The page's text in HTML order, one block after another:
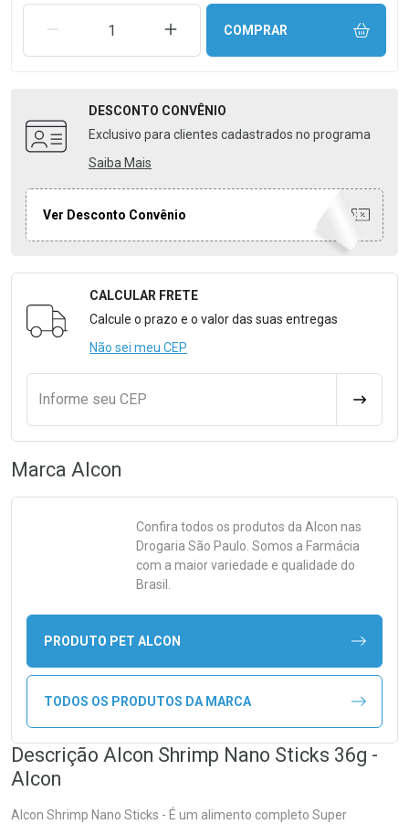
REMOVER UMA UNIDADEAUMENTAR UMA UNIDADE
COMPRAR
DESCONTO CONVÊNIO
Exclusivo para clientes cadastrados no programa
Saiba Mais
Ver Desconto Convênio
Formulário para Calcular o Frete
CALCULAR FRETE
Calcule o prazo e o valor das suas entregas
Não sei meu CEP
Informe seu CEP
Marca Alcon
Confira todos os produtos da Alcon nas
Drogaria São Paulo. Somos a Farmácia
com a maior variedade e qualidade do
Brasil.
PRODUTO PET ALCON
TODOS OS PRODUTOS DA MARCA
Descrição Alcon Shrimp Nano Sticks 36g -
Alcon
Alcon Shrimp Nano Sticks - É um alimento completo Super